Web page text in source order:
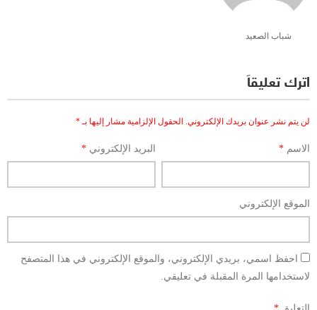
شباب الصعيد
اترك تعليقاً
لن يتم نشر عنوان بريدك الإلكتروني. الحقول الإلزامية مشار إليها بـ*
الاسم * البريد الإلكتروني*
الموقع الإلكتروني
احفظ اسمي، بريدي الإلكتروني، والموقع الإلكتروني في هذا المتصفح
لاستخدامها المرة المقبلة في تعليقي.